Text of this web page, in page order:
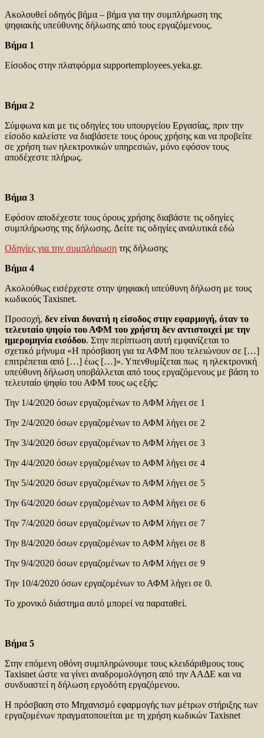
Ακολουθεί οδηγός βήμα – βήμα για την συμπλήρωση της
ψηφιακής υπεύθυνης δήλωσης από τους εργαζόμενους.
Βήμα 1
Είσοδος στην πλατφόρμα supportemployees.yeka.gr.
Βήμα 2
Σύμφωνα και με τις οδηγίες του υπουργείου Εργασίας, πριν την
είσοδο καλείστε να διαβάσετε τους όρους χρήσης και να προβείτε
σε χρήση των ηλεκτρονικών υπηρεσιών, μόνο εφόσον τους
αποδέχεστε πλήρως.
Βήμα 3
Εφόσον αποδέχεστε τους όρους χρήσης διαβάστε τις οδηγίες
συμπλήρωσης της δήλωσης. Δείτε τις οδηγίες αναλυτικά εδώ
Οδηγίες για την συμπλήρωση της δήλωσης
Βήμα 4
Ακολούθως εισέρχεστε στην ψηφιακή υπεύθυνη δήλωση με τους
κωδικούς Taxisnet.
Προσοχή, δεν είναι δυνατή η είσοδος στην εφαρμογή, όταν το
τελευταίο ψηφίο του ΑΦΜ του χρήστη δεν αντιστοιχεί με την
ημερομηνία εισόδου. Στην περίπτωση αυτή εμφανίζεται το
σχετικό μήνυμα «Η πρόσβαση για τα ΑΦΜ που τελειώνουν σε […]
επιτρέπεται από […] έως […]». Υπενθυμίζεται πως η ηλεκτρονική
υπεύθυνη δήλωση υποβάλλεται από τους εργαζόμενους με βάση το
τελευταίο ψηφίο του ΑΦΜ τους ως εξής:
Την 1/4/2020 όσων εργαζομένων το ΑΦΜ λήγει σε 1
Την 2/4/2020 όσων εργαζομένων το ΑΦΜ λήγει σε 2
Την 3/4/2020 όσων εργαζομένων το ΑΦΜ λήγει σε 3
Την 4/4/2020 όσων εργαζομένων το ΑΦΜ λήγει σε 4
Την 5/4/2020 όσων εργαζομένων το ΑΦΜ λήγει σε 5
Την 6/4/2020 όσων εργαζομένων το ΑΦΜ λήγει σε 6
Την 7/4/2020 όσων εργαζομένων το ΑΦΜ λήγει σε 7
Την 8/4/2020 όσων εργαζομένων το ΑΦΜ λήγει σε 8
Την 9/4/2020 όσων εργαζομένων το ΑΦΜ λήγει σε 9
Την 10/4/2020 όσων εργαζομένων το ΑΦΜ λήγει σε 0.
Το χρονικό διάστημα αυτό μπορεί να παραταθεί.
Βήμα 5
Στην επόμενη οθόνη συμπληρώνουμε τους κλειδάριθμους τους
Taxisnet ώστε να γίνει αναδρομολόγηση από την ΑΑΔΕ και να
συνδυαστεί η δήλωση εργοδότη εργαζόμενου.
Η πρόσβαση στο Μηχανισμό εφαρμογής των μέτρων στήριξης των
εργαζομένων πραγματοποιείται με τη χρήση κωδικών Taxisnet